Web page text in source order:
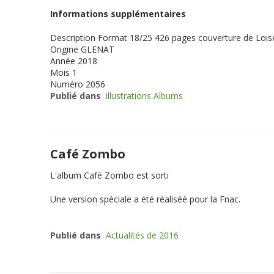
Informations supplémentaires
Description Format 18/25 426 pages couverture de
Origine GLENAT
Année 2018
Mois 1
Numéro 2056
Publié dans illustrations Albums
Café Zombo
L'album Café Zombo est sorti
Une version spéciale a été réaliséé pour la Fnac.
Publié dans Actualités de 2016